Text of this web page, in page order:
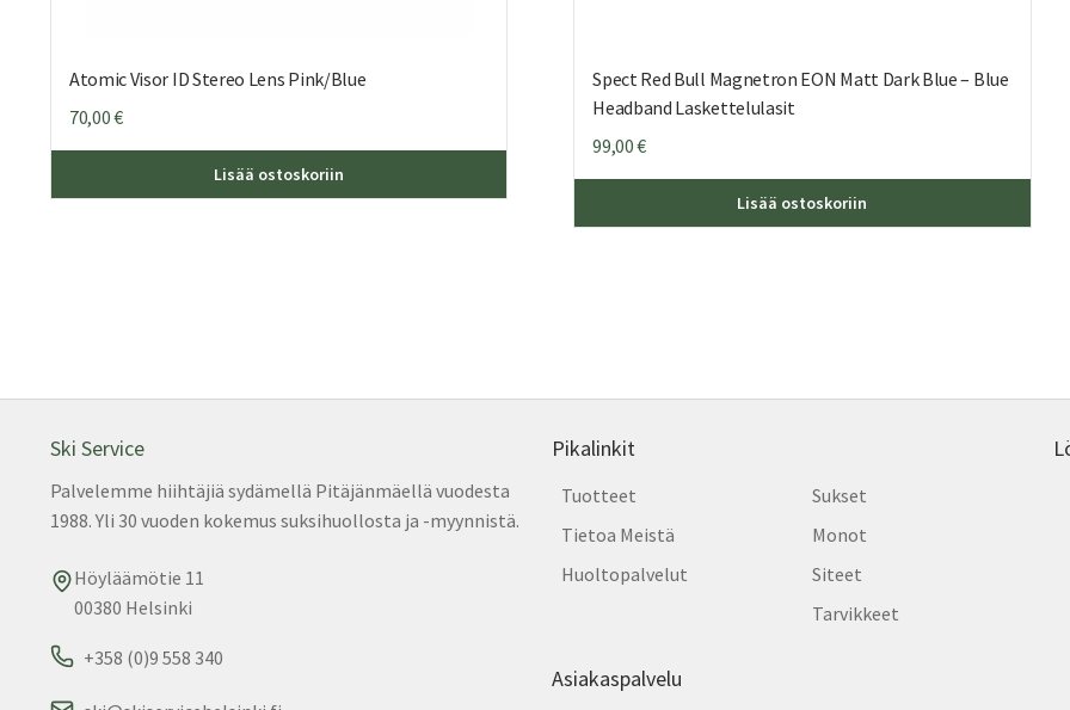
Atomic Visor ID Stereo Lens Pink/Blue
70,00€
Lisää ostoskoriin
sivulla.
Spect Red Bull Magnetron EON Matt Dark Blue – Blue
Headband Laskettelulasit
99,00€
Lisää ostoskoriin
Ski Service
Palvelemme hiihtäjiä sydämellä Pitäjänmäellä vuodesta
1988. Yli 30 vuoden kokemus suksihuollosta ja -myynnistä.
Höyläämötie 11
00380 Helsinki
+358 (0)9 558 340
Pikalinkit
Tuotteet
Tietoa Meistä
Huoltopalvelut
Sukset
Monot
Siteet
Tarvikkeet
Asiakaspalvelu